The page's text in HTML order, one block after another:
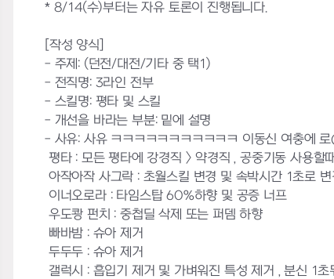
* 8/14(수)부터는 자유 토론이 진행됩니다.
[작성 양식]
- 주제: (던전/대전/기타 중 택1)
- 전직명: 3라인 전부
- 스킬명: 평타 및 스킬
- 개선을 바라는 부분: 밑에 설명
- 사유: 사유 ㅋㅋㅋㅋㅋㅋㅋㅋㅋㅋㅋ 이동신 여충에
평타 : 모든 평타에 강경직 > 약경직 , 공중기동 사용
아작아작 사그락 : 초월스킬 변경 및 속박시간 1초로
이너오로라 : 타임스탑 60%하향 및 공증 너프
우도쾅 펀치 : 중첩딜 삭제 또는 퍼뎀 하향
빠바밤 : 슈아 제거
두두두 : 슈아 제거
갤럭시 : 흡입기 제거 및 가벼워진 특성 제거 , 분신 1초